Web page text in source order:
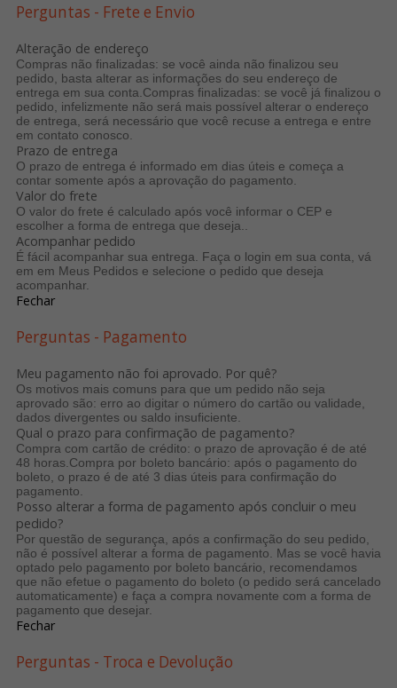
Perguntas - Frete e Envio
Alteração de endereço
Compras não finalizadas: se você ainda não finalizou seu
pedido, basta alterar as informações do seu endereço de
entrega em sua conta.Compras finalizadas: se você já finalizou o
pedido, infelizmente não será mais possível alterar o endereço
de entrega, será necessário que você recuse a entrega e entre
em contato conosco.
Prazo de entrega
O prazo de entrega é informado em dias úteis e começa a
contar somente após a aprovação do pagamento.
Valor do frete
O valor do frete é calculado após você informar o CEP e
escolher a forma de entrega que deseja..
Acompanhar pedido
É fácil acompanhar sua entrega. Faça o login em sua conta, v
em em Meus Pedidos e selecione o pedido que deseja
acompanhar.
Fechar
Perguntas - Pagamento
Meu pagamento não foi aprovado. Por quê?
Os motivos mais comuns para que um pedido não seja
aprovado são: erro ao digitar o número do cartão ou validade,
dados divergentes ou saldo insuficiente.
Qual o prazo para confirmação de pagamento?
Compra com cartão de crédito: o prazo de aprovação é de até
48 horas.Compra por boleto bancário: após o pagamento do
boleto, o prazo é de até 3 dias úteis para confirmação do
pagamento.
Posso alterar a forma de pagamento após concluir o meu
pedido?
Por questão de segurança, após a confirmação do seu pedido,
não é possível alterar a forma de pagamento. Mas se você havia
optado pelo pagamento por boleto bancário, recomendamos
que não efetue o pagamento do boleto (o pedido será cancelado
automaticamente) e faça a compra novamente com a forma de
pagamento que desejar.
Fechar
Perguntas - Troca e Devolução